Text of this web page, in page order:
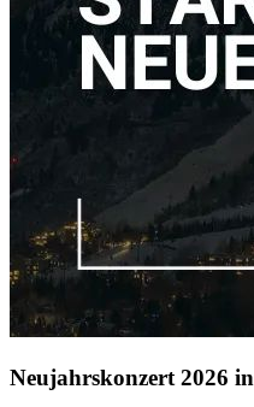
Neujahrskonzert 2026